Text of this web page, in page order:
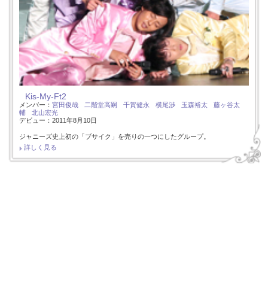
Kis-My-Ft2
メンバー： 宮田俊哉 二階堂高嗣 千賀健永 横尾渉 玉森裕太
藤ヶ谷太
輔
北山宏光
デビュー：2011年8月10日
ジャニーズ史上初の「ブサイク」を売りの一つにしたグループ。
詳しく見る